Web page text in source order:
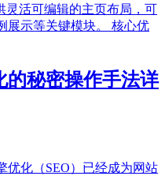
灵活可编辑的主页布局，可
展示等关键模块。 核心优
的秘密操作手法详
优化（SEO）已经成为网站